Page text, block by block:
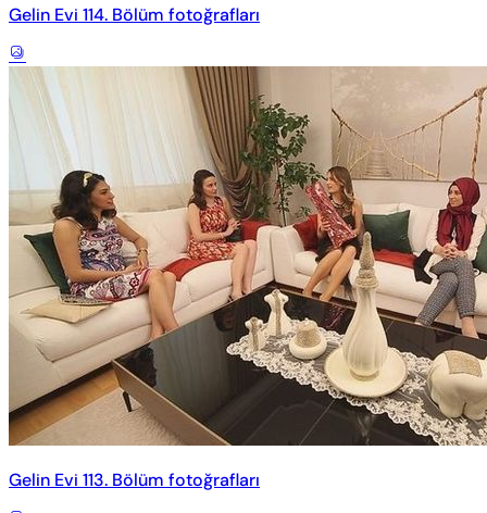
Gelin Evi 114. Bölüm fotoğrafları
Gelin Evi 113. Bölüm fotoğrafları